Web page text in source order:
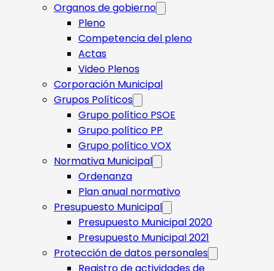
Organos de gobierno
Pleno
Competencia del pleno
Actas
Video Plenos
Corporación Municipal
Grupos Políticos
Grupo político PSOE
Grupo político PP
Grupo político VOX
Normativa Municipal
Ordenanza
Plan anual normativo
Presupuesto Municipal
Presupuesto Municipal 2020
Presupuesto Municipal 2021
Protección de datos personales